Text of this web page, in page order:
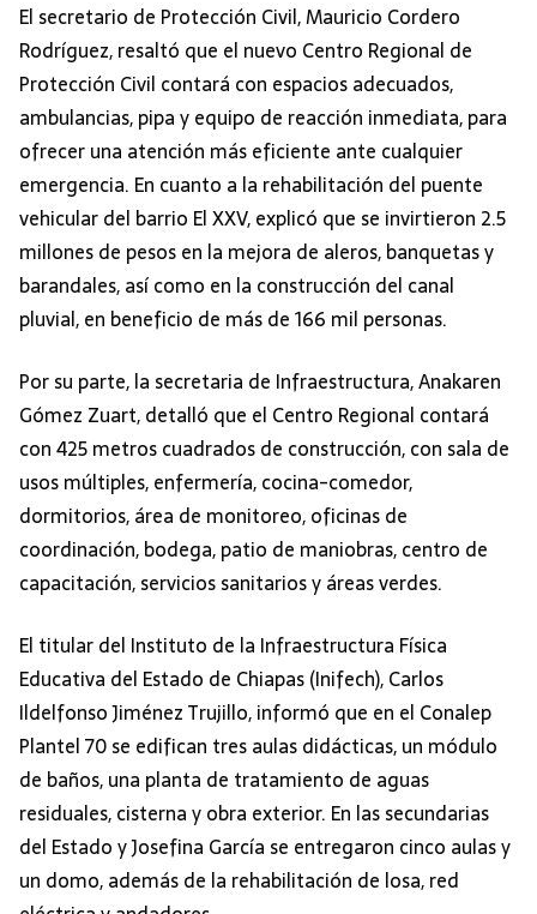
El secretario de Protección Civil, Mauricio Cordero
Rodríguez, resaltó que el nuevo Centro Regional de
Protección Civil contará con espacios adecuados,
ambulancias, pipa y equipo de reacción inmediata, para
ofrecer una atención más eficiente ante cualquier
emergencia. En cuanto a la rehabilitación del puente
vehicular del barrio El XXV, explicó que se invirtieron 2.5
millones de pesos en la mejora de aleros, banquetas y
barandales, así como en la construcción del canal
pluvial, en beneficio de más de 166 mil personas.
Por su parte, la secretaria de Infraestructura, Anakaren
Gómez Zuart, detalló que el Centro Regional contará
con 425 metros cuadrados de construcción, con sala de
usos múltiples, enfermería, cocina-comedor,
dormitorios, área de monitoreo, oficinas de
coordinación, bodega, patio de maniobras, centro de
capacitación, servicios sanitarios y áreas verdes.
El titular del Instituto de la Infraestructura Física
Educativa del Estado de Chiapas (Inifech), Carlos
Ildelfonso Jiménez Trujillo, informó que en el Conalep
Plantel 70 se edifican tres aulas didácticas, un módulo
de baños, una planta de tratamiento de aguas
residuales, cisterna y obra exterior. En las secundarias
del Estado y Josefina García se entregaron cinco aulas y
un domo, además de la rehabilitación de losa, red